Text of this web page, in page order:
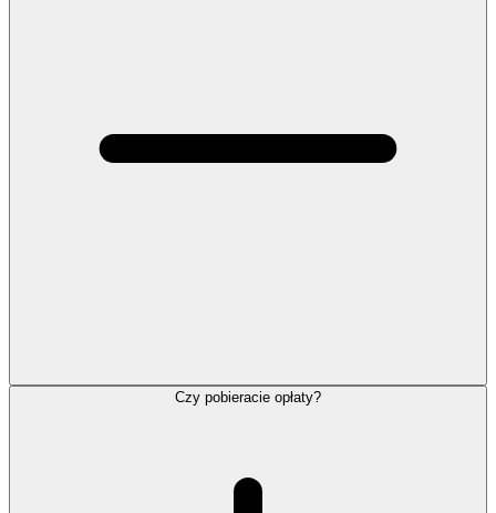
Czy pobieracie opłaty?